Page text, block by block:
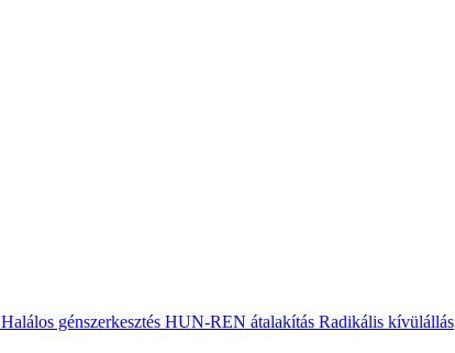
Halálos génszerkesztés HUN-REN átalakítás Radikális kívülállás